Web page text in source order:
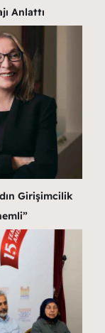
Anlattı
Girişimcilik